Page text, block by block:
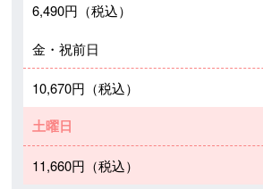
6,490円（税込）
金・祝前日
10,670円（税込）
土曜日
11,660円（税込）